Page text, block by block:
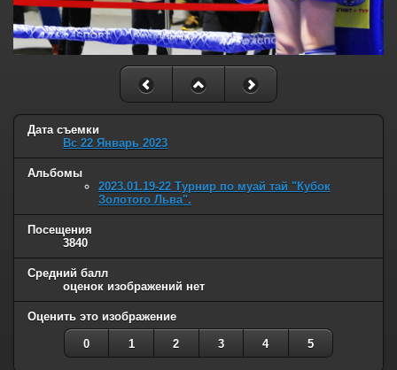
Дата съемки
Вс 22 Январь 2023
Альбомы
2023.01.19-22 Турнир по муай тай "Кубок
Золотого Льва".
Посещения
3840
Средний балл
оценок изображений нет
Оценить это изображение
0 1 2 3 4 5